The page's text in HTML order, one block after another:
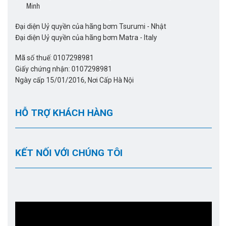
Minh
Đại diện Uỷ quyền của hãng bơm Tsurumi - Nhật
Đại diện Uỷ quyền của hãng bơm Matra - Italy
Mã số thuế: 0107298981
Giấy chứng nhận: 0107298981
Ngày cấp 15/01/2016, Nơi Cấp Hà Nội
HỖ TRỢ KHÁCH HÀNG
KẾT NỐI VỚI CHÚNG TÔI